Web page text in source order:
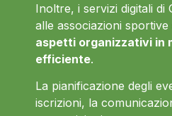
Inoltre, i servizi digitali di
alle associazioni sportive
aspetti organizzativi in
efficiente.
La pianificazione degli
iscrizioni, la